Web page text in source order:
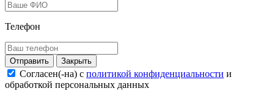
Телефон
Закрыть
Согласен(-на) c политикой конфиденциальности и
обработкой персональных данных